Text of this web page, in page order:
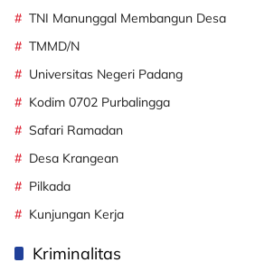
TNI Manunggal Membangun Desa
TMMD/N
Universitas Negeri Padang
Kodim 0702 Purbalingga
Safari Ramadan
Desa Krangean
Pilkada
Kunjungan Kerja
Kriminalitas